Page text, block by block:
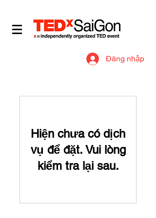
Đăng nhập
Hiện chưa có dịch
vụ để đặt. Vui lòng
kiểm tra lại sau.